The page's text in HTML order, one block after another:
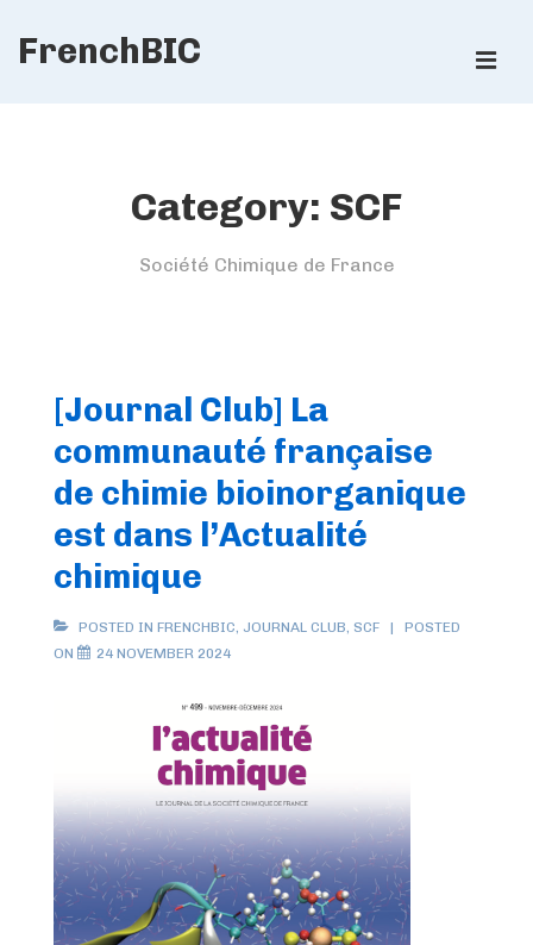
SkipFrenchBIC
Category: SCF
Société Chimique de France
[Journal Club] La
communauté française
de chimie bioinorganique
est dans l’Actualité
chimique
POSTED IN FRENCHBIC, JOURNAL CLUB, SCF
POSTED
ON
24 NOVEMBER 2024